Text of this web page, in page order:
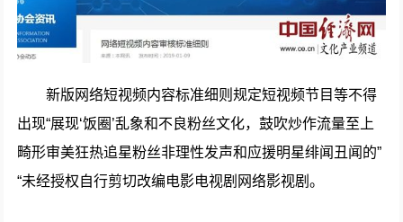
新版网络短视频内容标准细则规定短视频节目等不得
出现“展现‘饭圈’乱象和不良粉丝文化，鼓吹炒作流量至上
畸形审美狂热追星粉丝非理性发声和应援明星绯闻丑闻的”
“未经授权自行剪切改编电影电视剧网络影视剧。